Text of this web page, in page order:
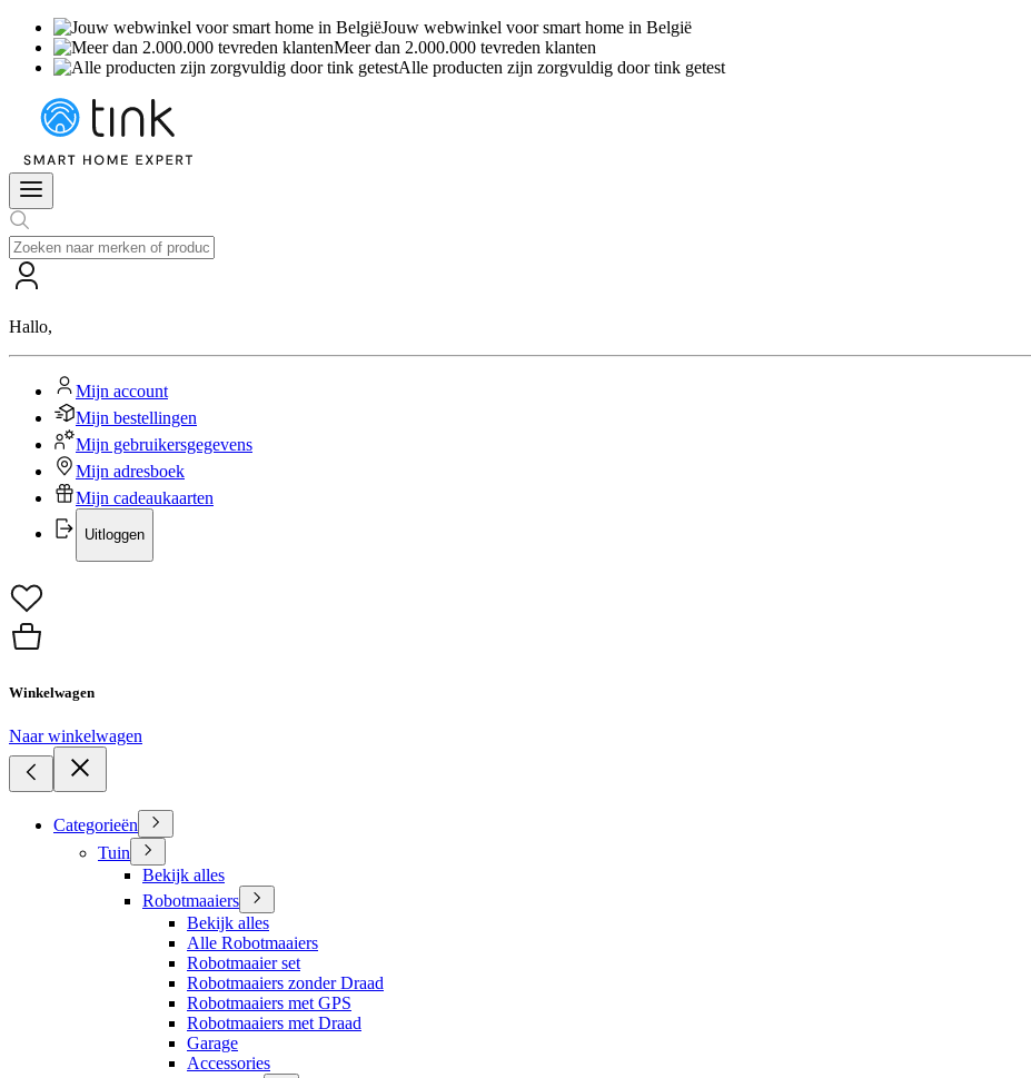
Jouw webwinkel voor smart home in België
Meer dan 2.000.000 tevreden klanten
Alle producten zijn zorgvuldig door tink getest
Hallo,
Mijn account
Mijn bestellingen
Mijn gebruikersgegevens
Mijn adresboek
Mijn cadeaukaarten
Uitloggen
Winkelwagen
Naar winkelwagen
Categorieën
Tuin
Bekijk alles
Robotmaaiers
Bekijk alles
Alle Robotmaaiers
Robotmaaier set
Robotmaaiers zonder Draad
Robotmaaiers met GPS
Robotmaaiers met Draad
Garage
Accessories